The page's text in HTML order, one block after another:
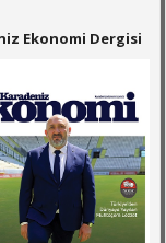
Ekonomi Dergisi